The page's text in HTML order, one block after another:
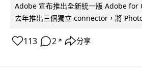
Adobe 宣布推出全新統一版 Adobe for
去年推出三個獨立 connector，將
113 2 ↗ 分享